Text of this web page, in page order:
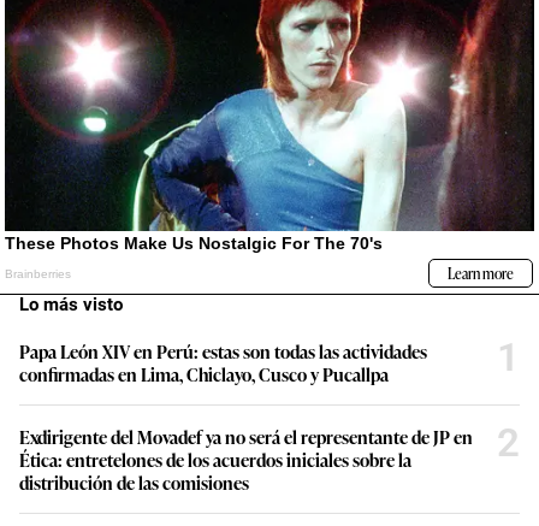
Lo más visto
Papa León XIV en Perú: estas son todas las actividades
confirmadas en Lima, Chiclayo, Cusco y Pucallpa
1
Exdirigente del Movadef ya no será el representante de JP en
Ética: entretelones de los acuerdos iniciales sobre la
distribución de las comisiones
2